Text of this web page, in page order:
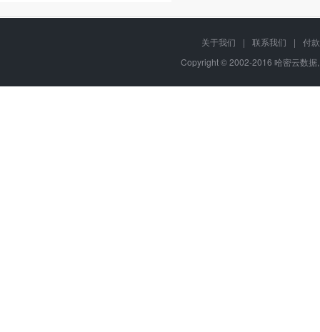
关于我们 | 联系我们 |
付
Copyright © 2002-2016 哈密云数